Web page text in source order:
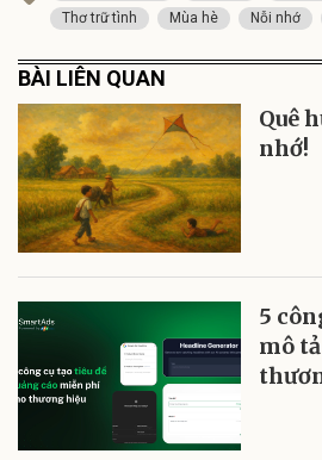
Thơ trữ tình
Mùa hè Nỗi nhớ
BÀI LIÊN QUAN
Quê
nhớ!
5
mô